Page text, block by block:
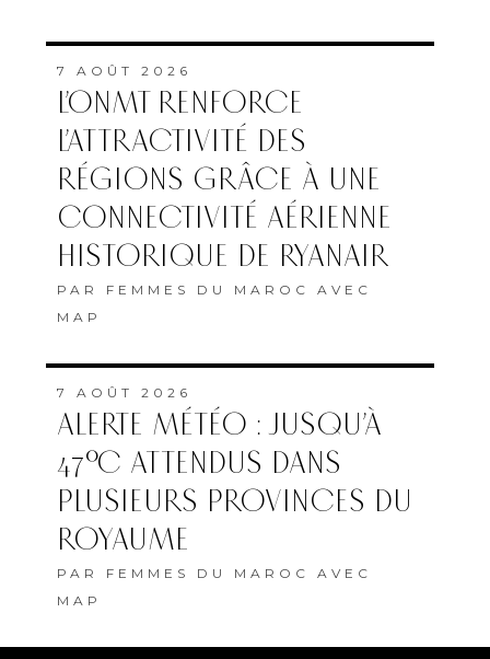
7 AOÛT 2026
L’ONMT RENFORCE
L’ATTRACTIVITÉ DES
RÉGIONS GRÂCE À UNE
CONNECTIVITÉ AÉRIENNE
HISTORIQUE DE RYANAIR
PAR FEMMES DU MAROC AVEC
MAP
7 AOÛT 2026
ALERTE MÉTÉO : JUSQU’À
47°C ATTENDUS DANS
PLUSIEURS PROVINCES DU
ROYAUME
PAR FEMMES DU MAROC AVEC
MAP